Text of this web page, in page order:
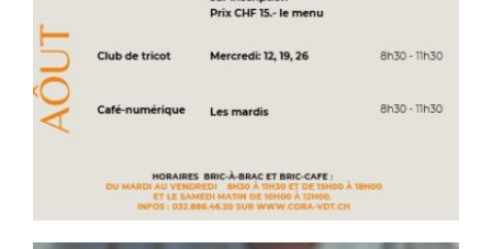
Contact